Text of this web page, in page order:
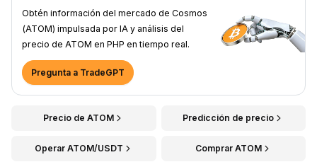
Obtén información del mercado de Cosmos
(ATOM) impulsada por IA y análisis del
precio de ATOM en PHP en tiempo real.
Pregunta a TradeGPT
Precio de ATOM Predicción de precio
Operar ATOM/USDT Comprar ATOM